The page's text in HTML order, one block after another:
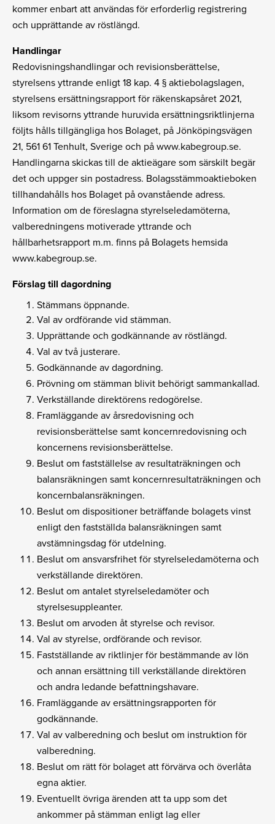
kommer enbart att användas för erforderlig registrering
och upprättande av röstlängd.
Handlingar
Redovisningshandlingar och revisionsberättelse,
styrelsens yttrande enligt 18 kap. 4 § aktiebolagslagen,
styrelsens ersättningsrapport för räkenskapsåret 2021,
liksom revisorns yttrande huruvida ersättningsriktlinjerna
följts hålls tillgängliga hos Bolaget, på Jönköpingsvägen
21, 561 61 Tenhult, Sverige och på www.kabegroup.se.
Handlingarna skickas till de aktieägare som särskilt begär
det och uppger sin postadress. Bolagsstämmoaktieboken
tillhandahålls hos Bolaget på ovanstående adress.
Information om de föreslagna styrelseledamöterna,
valberedningens motiverade yttrande och
hållbarhetsrapport m.m. finns på Bolagets hemsida
www.kabegroup.se.
Förslag till dagordning
Stämmans öppnande.
Val av ordförande vid stämman.
Upprättande och godkännande av röstlängd.
Val av två justerare.
Godkännande av dagordning.
Prövning om stämman blivit behörigt sammankallad.
Verkställande direktörens redogörelse.
Framläggande av årsredovisning och
revisionsberättelse samt koncernredovisning och
koncernens revisionsberättelse.
Beslut om fastställelse av resultaträkningen och
balansräkningen samt koncernresultaträkningen och
koncernbalansräkningen.
Beslut om dispositioner beträffande bolagets vinst
enligt den fastställda balansräkningen samt
avstämningsdag för utdelning.
Beslut om ansvarsfrihet för styrelseledamöterna och
verkställande direktören.
Beslut om antalet styrelseledamöter och
styrelsesuppleanter.
Beslut om arvoden åt styrelse och revisor.
Val av styrelse, ordförande och revisor.
Fastställande av riktlinjer för bestämmande av lön
och annan ersättning till verkställande direktören
och andra ledande befattningshavare.
Framläggande av ersättningsrapporten för
godkännande.
Val av valberedning och beslut om instruktion för
valberedning.
Beslut om rätt för bolaget att förvärva och överlåta
egna aktier.
Eventuellt övriga ärenden att ta upp som det
ankommer på stämman enligt lag eller